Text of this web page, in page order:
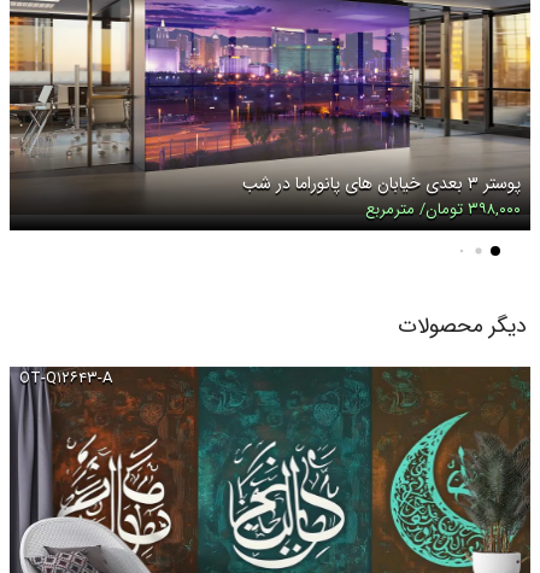
پوستر ۳ بعدی خیابان های پانوراما در شب
۳۹۸,۰۰۰ تومان/ مترمربع
دیگر محصولات
OT-Q۱۲۶۴۳-A